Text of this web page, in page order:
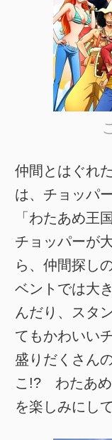
仲間とはぐれ
は、チョッパ
「わたあめ王
チョッパーが
ら、仲間探し
ベントでは大
んだり、スタ
てもかわいい
盛りだくさん
こ!? わたあ
を楽しみにし